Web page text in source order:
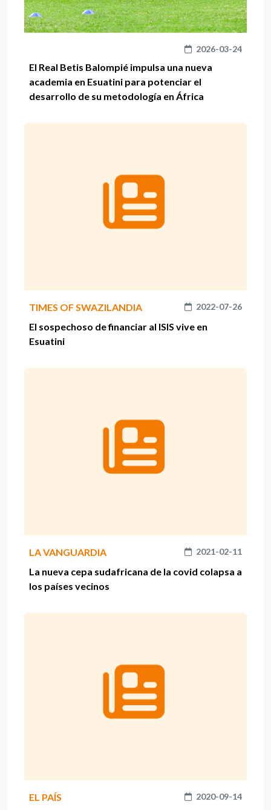
2026-03-24
El Real Betis Balompié impulsa una nueva
academia en Esuatini para potenciar el
desarrollo de su metodología en África
TIMES OF SWAZILANDIA 2022-07-26
El sospechoso de financiar al ISIS vive en
Esuatini
LA VANGUARDIA 2021-02-11
La nueva cepa sudafricana de la covid colapsa a
los países vecinos
EL PAÍS 2020-09-14